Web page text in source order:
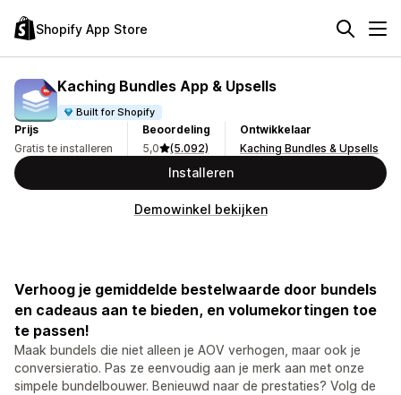
Shopify App Store
Kaching Bundles App & Upsells
Built for Shopify
Prijs
Gratis te installeren
Beoordeling
5,0
(5.092)
Ontwikkelaar
Kaching Bundles & Upsells
Installeren
Demowinkel bekijken
Verhoog je gemiddelde bestelwaarde door bundels
en cadeaus aan te bieden, en volumekortingen toe
te passen!
Maak bundels die niet alleen je AOV verhogen, maar ook je
conversieratio. Pas ze eenvoudig aan je merk aan met onze
simpele bundelbouwer. Benieuwd naar de prestaties? Volg de